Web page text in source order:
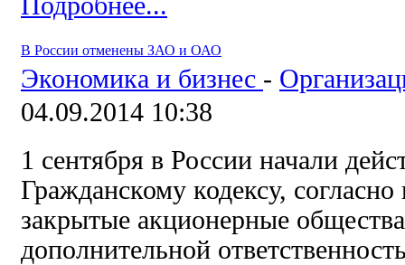
В России отменены ЗАО и ОАО
Экономика и бизнес -
04.09.2014 10:38
1 сентября в России начали
Гражданскому кодексу,
закрытые акционерные
дополнительной